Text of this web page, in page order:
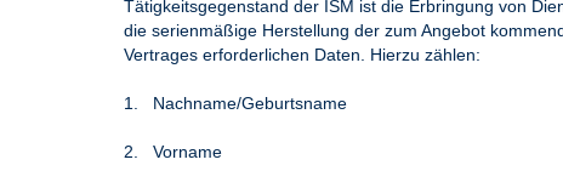
Tätigkeitsgegenstand der ISM ist die Erbringung von
die serienmäßige Herstellung der zum Angebot
Vertrages erforderlichen Daten. Hierzu zählen:
1. Nachname/Geburtsname
2. Vorname